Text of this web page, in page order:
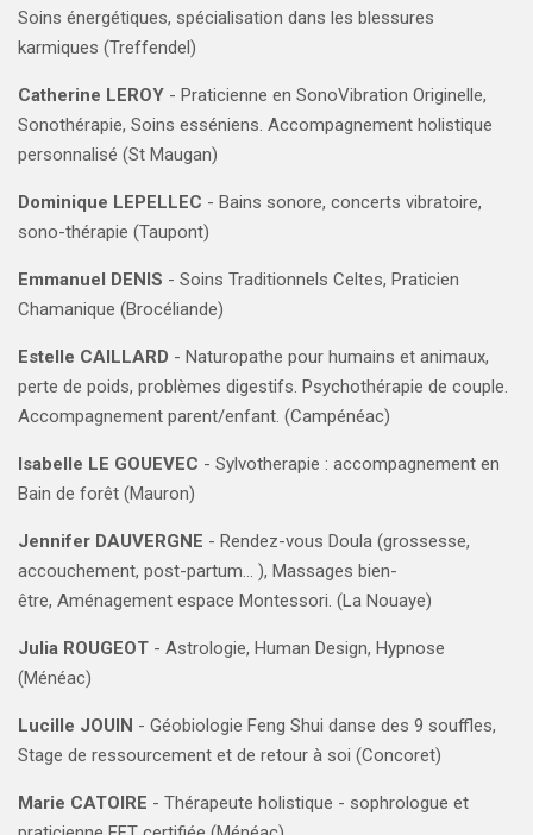
Soins énergétiques, spécialisation dans les blessures
karmiques (Treffendel)
Catherine LEROY - Praticienne en SonoVibration Originelle,
Sonothérapie, Soins esséniens. Accompagnement holistique
personnalisé (St Maugan)
Dominique LEPELLEC - Bains sonore, concerts vibratoire,
sono-thérapie (Taupont)
Emmanuel DENIS - Soins Traditionnels Celtes, Praticien
Chamanique (Brocéliande)
Estelle CAILLARD - Naturopathe pour humains et animaux,
perte de poids, problèmes digestifs. Psychothérapie de couple.
Accompagnement parent/enfant. (Campénéac)
Isabelle LE GOUEVEC - Sylvotherapie : accompagnement en
Bain de forêt (Mauron)
Jennifer DAUVERGNE - Rendez-vous Doula (grossesse,
accouchement, post-partum... ), Massages bien-
être, Aménagement espace Montessori. (La Nouaye)
Julia ROUGEOT - Astrologie, Human Design, Hypnose
(Ménéac)
Lucille JOUIN - Géobiologie Feng Shui danse des 9 souffles,
Stage de ressourcement et de retour à soi (Concoret)
Marie CATOIRE - Thérapeute holistique - sophrologue et